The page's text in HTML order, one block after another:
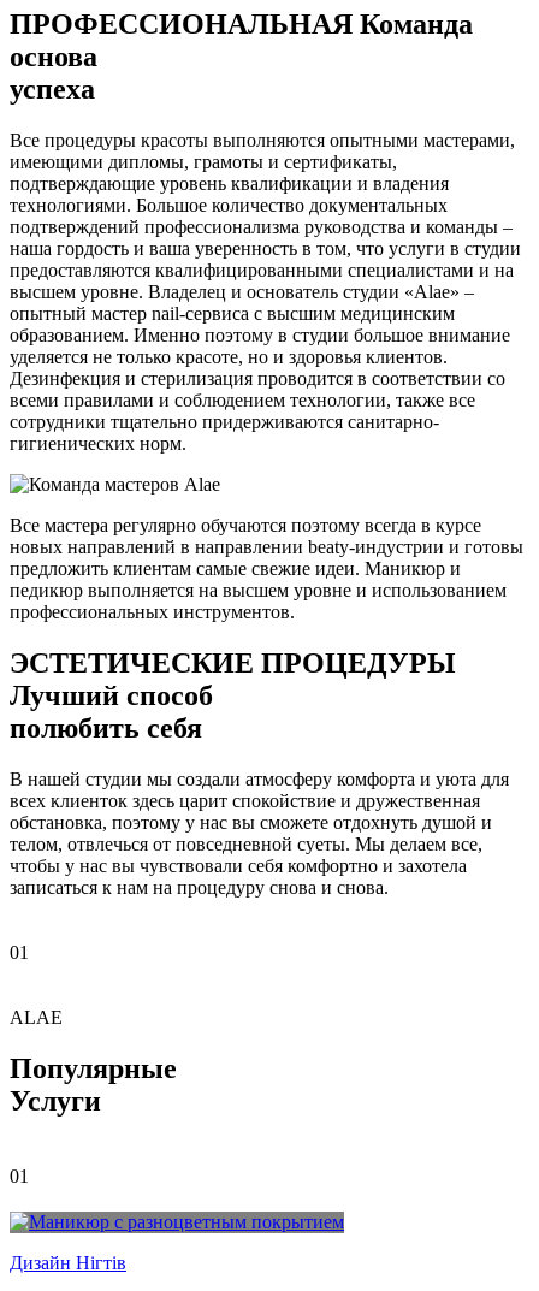
ПРОФЕССИОНАЛЬНАЯ Команда
основа
успеха
Все процедуры красоты выполняются опытными мастерами,
имеющими дипломы, грамоты и сертификаты,
подтверждающие уровень квалификации и владения
технологиями. Большое количество документальных
подтверждений профессионализма руководства и команды –
наша гордость и ваша уверенность в том, что услуги в студии
предоставляются квалифицированными специалистами и на
высшем уровне. Владелец и основатель студии «Alae» –
опытный мастер nail-сервиса с высшим медицинским
образованием. Именно поэтому в студии большое внимание
уделяется не только красоте, но и здоровья клиентов.
Дезинфекция и стерилизация проводится в соответствии со
всеми правилами и соблюдением технологии, также все
сотрудники тщательно придерживаются санитарно-
гигиенических норм.
Все мастера регулярно обучаются поэтому всегда в курсе
новых направлений в направлении beaty-индустрии и готовы
предложить клиентам самые свежие идеи. Маникюр и
педикюр выполняется на высшем уровне и использованием
профессиональных инструментов.
ЭСТЕТИЧЕСКИЕ ПРОЦЕДУРЫ
Лучший способ
полюбить себя
В нашей студии мы создали атмосферу комфорта и уюта для
всех клиенток здесь царит спокойствие и дружественная
обстановка, поэтому у нас вы сможете отдохнуть душой и
телом, отвлечься от повседневной суеты. Мы делаем все,
чтобы у нас вы чувствовали себя комфортно и захотела
записаться к нам на процедуру снова и снова.
01
ALAE
Популярные
Услуги
01
Дизайн Нігтів